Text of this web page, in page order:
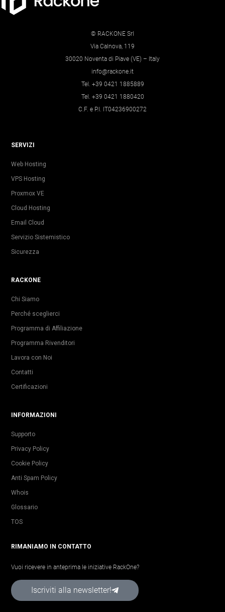
© RACKONE Srl
Via Calnova, 119
30020 Noventa di Piave (VE) – Italy
info@rackone.it
Tel. +39 0421 1885889
Tel. +39 0421 1880420
C.F. e P.I. IT04236900272
SERVIZI
Web Hosting
VPS Hosting
Proxmox VE
Cloud Hosting
Email Cloud
Servizio Sistemistico
Sicurezza
RACKONE
Chi Siamo
Perché sceglierci
Programma di Affiliazione
Programma Rivenditori
Lavora con Noi
Contatti
Certificazioni
INFORMAZIONI
Supporto
Privacy Policy
Cookie Policy
Anti Spam Policy
Whois
Glossario
TOS
RIMANIAMO IN CONTATTO
Vuoi ricevere in anteprima le iniziative RackOne?
Iscriviti alla newsletter!